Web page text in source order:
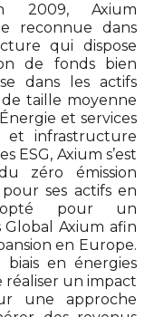
2009, Axium
reconnue dans
qui dispose
de fonds bien
dans les actifs
taille moyenne
et services
et infrastructure
ESG, Axium s’est
zéro émission
ses actifs en
pour un
Global Axium afin
en Europe.
en énergies
un impact
une approche